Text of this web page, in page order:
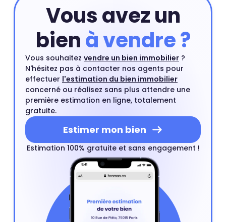
Vous avez un
bienà vendre ?
Vous souhaitez vendre un bien immobilier ?
N'hésitez pas à contacter nos agents pour
effectuer l'estimation du bien immobilier
concerné ou réalisez sans plus attendre une
première estimation en ligne, totalement
gratuite.
Estimer mon bien
Estimation 100% gratuite et sans engagement !